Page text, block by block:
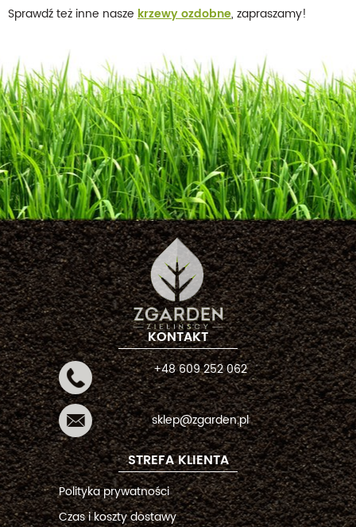
Sprawdź też inne nasze krzewy ozdobne, zapraszamy!
KONTAKT
+48 609 252 062
sklep@zgarden.pl
STREFA KLIENTA
Polityka prywatności
Czas i koszty dostawy